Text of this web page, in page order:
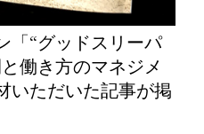
「“グッドスリーパ
働き方のマネジメ
いただいた記事が掲